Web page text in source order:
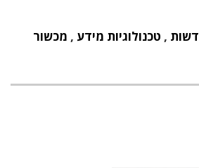
, טכנולוגיות מידע , מכשור